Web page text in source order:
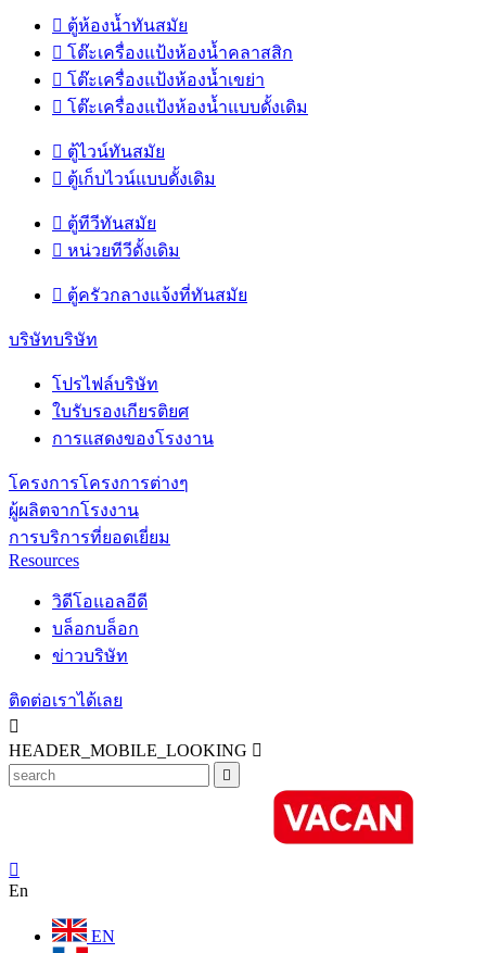
 ตู้ห้องน้ำทันสมัย
 โต๊ะเครื่องแป้งห้องน้ำคลาสสิก
 โต๊ะเครื่องแป้งห้องน้ำเขย่า
 โต๊ะเครื่องแป้งห้องน้ำแบบดั้งเดิม
 ตู้ไวน์ทันสมัย
 ตู้เก็บไวน์แบบดั้งเดิม
 ตู้ทีวีทันสมัย
 หน่วยทีวีดั้งเดิม
 ตู้ครัวกลางแจ้งที่ทันสมัย
บริษัทบริษัท
โปรไฟล์บริษัท
ใบรับรองเกียรติยศ
การแสดงของโรงงาน
โครงการโครงการต่างๆ
ผู้ผลิตจากโรงงาน
การบริการที่ยอดเยี่ยม
Resources
วิดีโอแอลอีดี
บล็อกบล็อก
ข่าวบริษัท
ติดต่อเราได้เลย

HEADER_MOBILE_LOOKING 


En
EN